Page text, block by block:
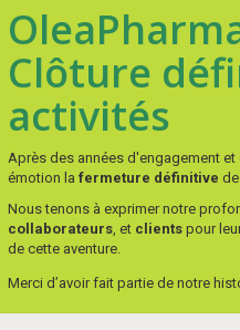
Clôture
activités
Après des années d'engagement
émotion la fermeture définitive
Nous tenons à exprimer notre
collaborateurs, et clients pour
de cette aventure.
Merci d’avoir fait partie de notre